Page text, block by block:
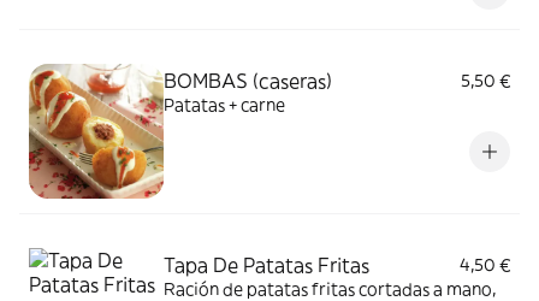
BOMBAS (caseras)
5,50 €
Patatas + carne
Tapa De Patatas Fritas
4,50 €
Ración de patatas fritas cortadas a mano,